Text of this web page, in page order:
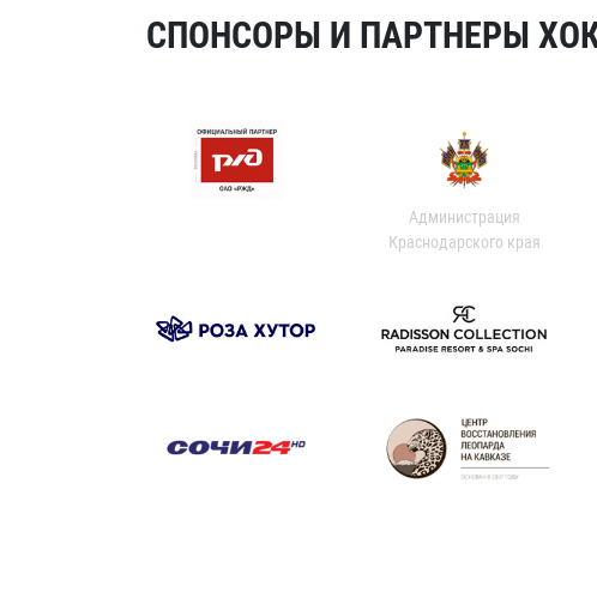
СПОНСОРЫ И ПАРТНЕРЫ
Администрация
Краснодарского края